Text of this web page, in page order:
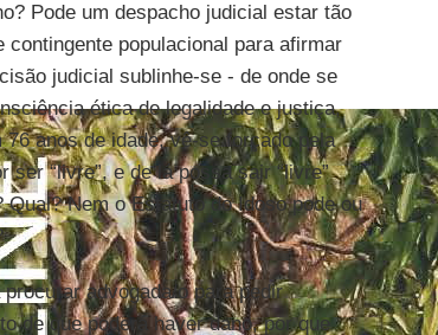
Pode um despacho judicial estar tão
populacional para afirmar
judicial sublinhe-se - de onde se
ética de legalidade e justiça,
anos de idade, vê-se forçado pela
ser “livre”, e de lá possa sair “livre”
Nem o Estatuto do Idoso pode ou
advogada/o para pedir
de que poderá haver dano, por que